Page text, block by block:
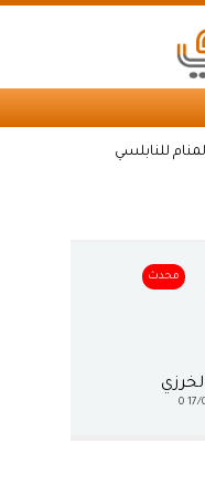
للنابلسي
محدث
17/
0